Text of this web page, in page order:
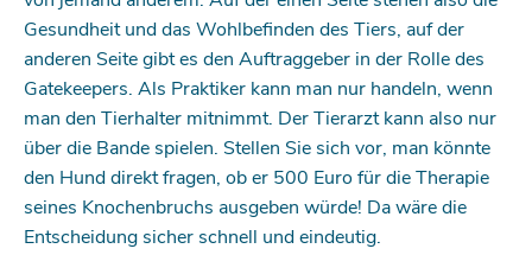
Gesundheit und das Wohlbefinden des Tiers, auf der
anderen Seite gibt es den Auftraggeber in der Rolle des
Gatekeepers. Als Praktiker kann man nur handeln, wenn
man den Tierhalter mitnimmt. Der Tierarzt kann also nur
über die Bande spielen. Stellen Sie sich vor, man könnte
den Hund direkt fragen, ob er 500 Euro für die Therapie
seines Knochenbruchs ausgeben würde! Da wäre die
Entscheidung sicher schnell und eindeutig.